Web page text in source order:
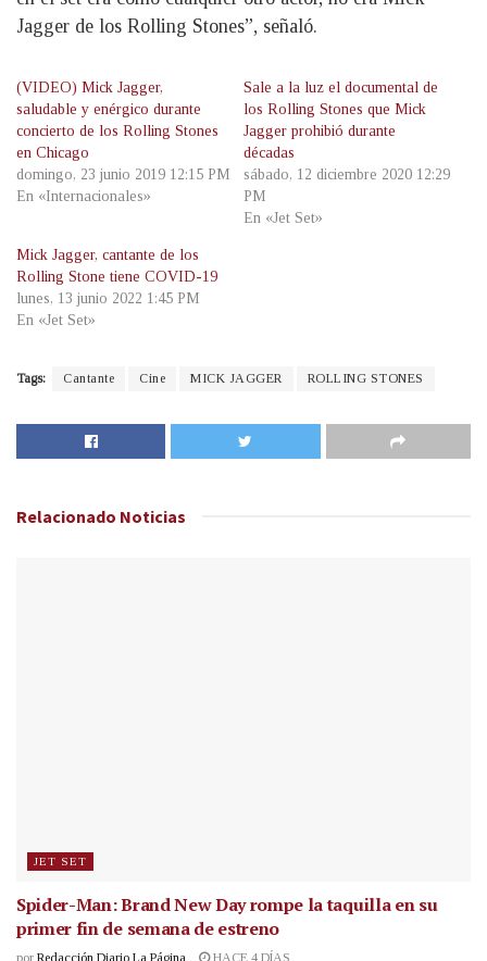
Jagger de los Rolling Stones”, señaló.
(VIDEO) Mick Jagger,
saludable y enérgico durante
concierto de los Rolling Stones
en Chicago
domingo, 23 junio 2019 12:15 PM
En «Internacionales»
Sale a la luz el documental de
los Rolling Stones que Mick
Jagger prohibió durante
décadas
sábado, 12 diciembre 2020 12:29
PM
En «Jet Set»
Mick Jagger, cantante de los
Rolling Stone tiene COVID-19
lunes, 13 junio 2022 1:45 PM
En «Jet Set»
Tags: Cantante Cine MICK JAGGER ROLLING STONES
Relacionado Noticias
JET SET
Spider-Man: Brand New Day rompe la taquilla en su
primer fin de semana de estreno